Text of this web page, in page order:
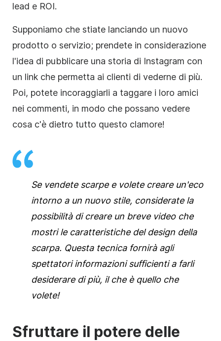
lead e ROI.
Supponiamo che stiate lanciando un nuovo
prodotto o servizio; prendete in considerazione
l'idea di pubblicare una storia di Instagram con
un link che permetta ai clienti di vederne di più.
Poi, potete incoraggiarli a taggare i loro amici
nei commenti, in modo che possano vedere
cosa c'è dietro tutto questo clamore!
Se vendete scarpe e volete creare un'eco
intorno a un nuovo stile, considerate la
possibilità di creare un breve video che
mostri le caratteristiche del design della
scarpa. Questa tecnica fornirà agli
spettatori informazioni sufficienti a farli
desiderare di più, il che è quello che
volete!
Sfruttare il potere delle